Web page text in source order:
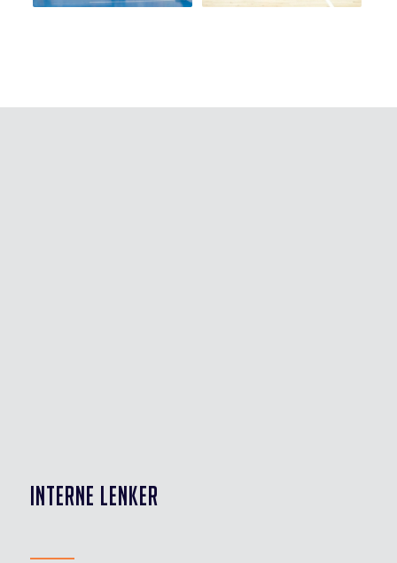
INTERNE LENKER